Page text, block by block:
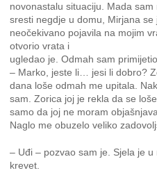
novonastalu situaciju. Mada
sresti negdje u domu, Mirjana se
neočekivano pojavila na mojim
otvorio vrata i
ugledao je. Odmah sam
– Marko, jeste li… jesi li dobro?
dana loše odmah me upitala.
sam. Zorica joj je rekla da se
samo da joj ne moram
Naglo me obuzelo veliko
– Uđi – pozvao sam je. Sjela je
krevet.